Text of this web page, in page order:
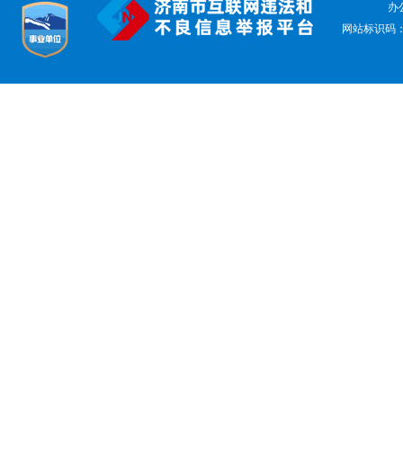
办
网站标识码